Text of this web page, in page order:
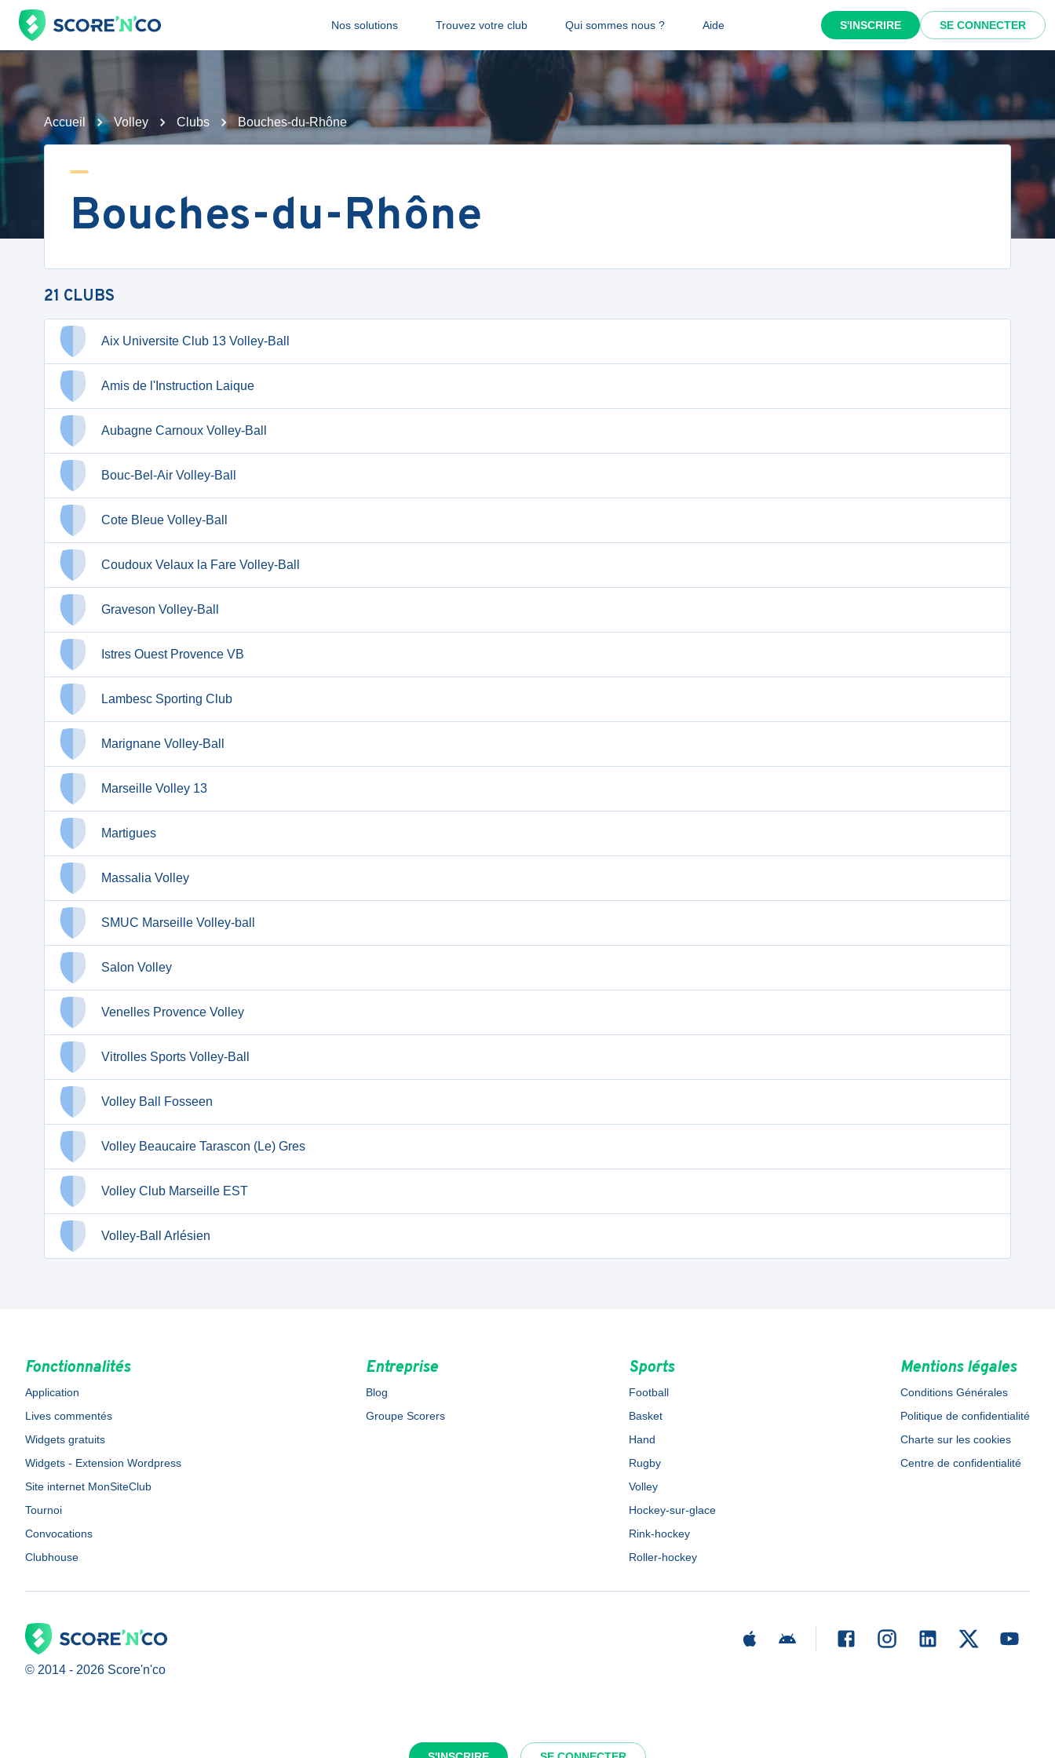
Nos solutions Trouvez votre club Qui sommes nous ? Aide S'INSCRIRE SE CONNECTER
Accueil Volley Clubs Bouches-du-Rhône
Bouches-du-Rhône
21 CLUBS
Aix Universite Club 13 Volley-Ball
Amis de l'Instruction Laique
Aubagne Carnoux Volley-Ball
Bouc-Bel-Air Volley-Ball
Cote Bleue Volley-Ball
Coudoux Velaux la Fare Volley-Ball
Graveson Volley-Ball
Istres Ouest Provence VB
Lambesc Sporting Club
Marignane Volley-Ball
Marseille Volley 13
Martigues
Massalia Volley
SMUC Marseille Volley-ball
Salon Volley
Venelles Provence Volley
Vitrolles Sports Volley-Ball
Volley Ball Fosseen
Volley Beaucaire Tarascon (Le) Gres
Volley Club Marseille EST
Volley-Ball Arlésien
Fonctionnalités
Application
Lives commentés
Widgets gratuits
Widgets - Extension Wordpress
Site internet MonSiteClub
Tournoi
Convocations
Clubhouse
Entreprise
Blog
Groupe Scorers
Sports
Football
Basket
Hand
Rugby
Volley
Hockey-sur-glace
Rink-hockey
Roller-hockey
Mentions légales
Conditions Générales
Politique de confidentialité
Charte sur les cookies
Centre de confidentialité
© 2014 - 2026 Score'n'co